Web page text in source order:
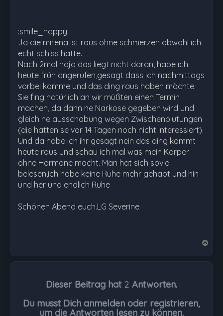
:smile_happy:
Ja die mirena ist raus ohne schmerzen obwohl ich
echt schiss hatte.
Nach 2mal naja das liegt nicht daran, habe ich
heute früh angerufen,gesagt dass ich nachmittags
vorbei komme und das ding raus haben möchte.
Sie fing natürlich an wir müßten einen Termin
machen, da dann ne Narkose gegeben wird und
gleich ne ausschabung wegen Zwischenblutungen
(die hatten se vor 14 Tagen noch nicht interessiert).
Und da habe ich ihr gesagt nein das ding kommt
heute raus und schau ich mal was mein Körper
ohne Hormone macht. Man hat sich soviel
belesen,ich habe keine Ruhe mehr gehabt und hin
und her und endlich Ruhe
Schönen Abend euch.LG Severine
Dieser Beitrag hat 2 Antworten.
Du musst Dich anmelden oder registrieren,
um die Antworten lesen zu können.